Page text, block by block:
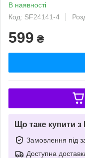
В наявності
Код: SF24141-4
599 ₴
Що таке купити
Замовлення під
Доступна